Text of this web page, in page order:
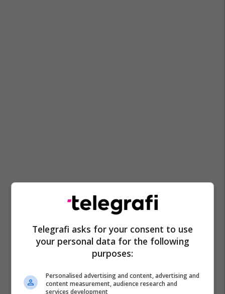
Telegrafi asks for your consent to use
your personal data for the following
purposes:
Personalised advertising and content, advertising and
content measurement, audience research and
services development